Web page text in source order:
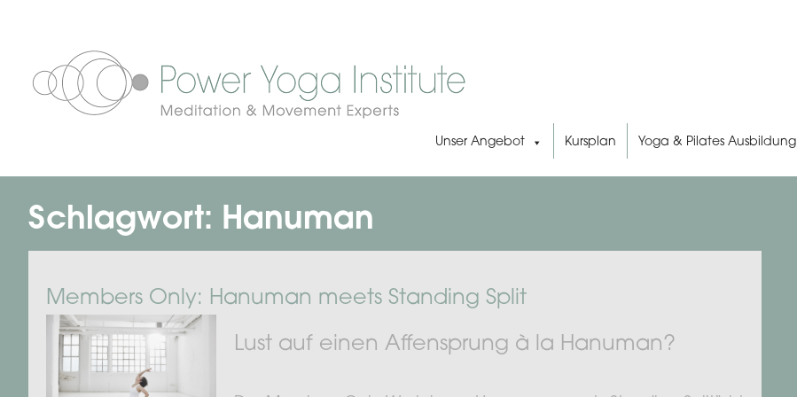
Unser Angebot Kursplan Yoga & Pilates Ausbildung
Schlagwort: Hanuman
Members Only: Hanuman meets Standing Split
Lust auf einen Affensprung à la Hanuman?